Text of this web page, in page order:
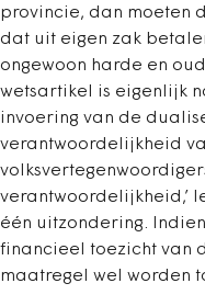
provincie, dan moeten
dat uit eigen zak
ongewoon harde en
wetsartikel is eigenlijk
invoering van de
verantwoordelijkheid
verantwoordelijkheid,’
één uitzondering.
financieel toezicht van
maatregel wel worden